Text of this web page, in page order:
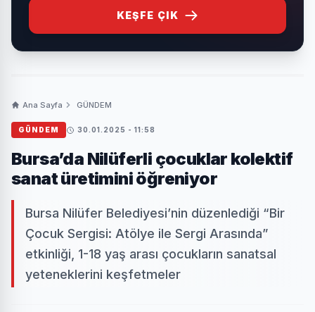
KEŞFE ÇIK
Ana Sayfa GÜNDEM
GÜNDEM 30.01.2025 - 11:58
Bursa’da Nilüferli çocuklar kolektif
sanat üretimini öğreniyor
Bursa Nilüfer Belediyesi’nin düzenlediği “Bir
Çocuk Sergisi: Atölye ile Sergi Arasında”
etkinliği, 1-18 yaş arası çocukların sanatsal
yeteneklerini keşfetmeler